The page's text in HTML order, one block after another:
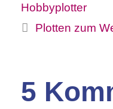
Hobbyplotter
Plotten zum
5